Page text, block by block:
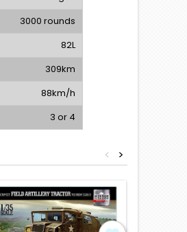
3000 rounds
82L
309km
88km/h
3 or 4
>
<